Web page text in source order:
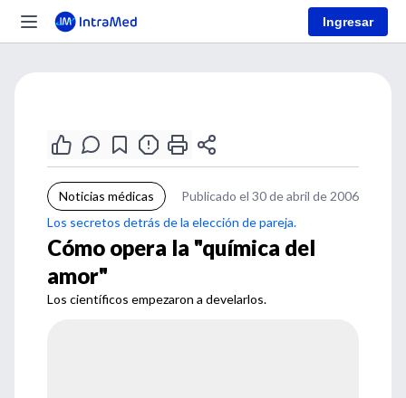
Ingresar
Noticias médicas
Publicado el 30 de abril de 2006
Los secretos detrás de la elección de pareja.
Cómo opera la "química del
amor"
Los científicos empezaron a develarlos.